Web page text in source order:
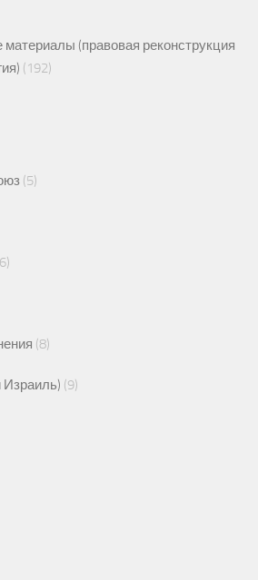
(правовая реконструкция
(192)
(5)
(8)
Израиль) (9)